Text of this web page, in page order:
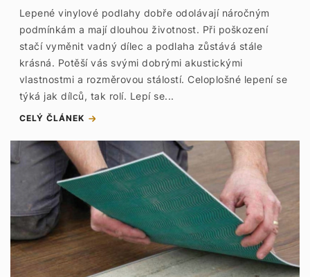
Lepené vinylové podlahy dobře odolávají náročným
podmínkám a mají dlouhou životnost. Při poškození
stačí vyměnit vadný dílec a podlaha zůstává stále
krásná. Potěší vás svými dobrými akustickými
vlastnostmi a rozměrovou stálostí. Celoplošné lepení se
týká jak dílců, tak rolí. Lepí se...
CELÝ ČLÁNEK